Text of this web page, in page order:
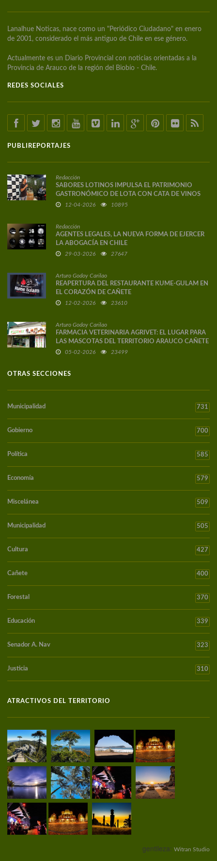
Lanalhue Noticas, nace como un "Periódico Ciudadano" en enero
de 2001, considerado el más antiguo de Chile en ese género.
Actualmente es un Diario Provincial con noticias orientadas a la
Provincia de Arauco de la región del Biobío - Chile.
REDES SOCIALES
PUBLIREPORTAJES
Redacción
SABORES LOTINOS IMPULSA EL PATRIMONIO
GASTRONÓMICO DE LOTA CON CATA DE VINOS
DE AUTOR
12-04-2026 10895
Redacción
AGENTES LEGALES, LA NUEVA FORMA DE EJERCER
LA ABOGACÍA EN CHILE
29-03-2026 27647
Arturo Godoy Carilao
REAPERTURA DEL RESTAURANTE KUME-GULAM EN
EL CORAZÓN DE CAÑETE
12-02-2026 23610
Arturo Godoy Carilao
FARMACIA VETERINARIA AGRIVET: EL LUGAR PARA
LAS MASCOTAS DEL TERRITORIO ARAUCO CAÑETE
05-02-2026 23499
OTRAS SECCIONES
Municipalidad 731
Gobierno 700
Política 585
Economía 579
Miscelánea 509
Municipalidad 505
Cultura 427
Cañete 400
Forestal 370
Educación 339
Senador A. Nav 323
Justicia 310
ATRACTIVOS DEL TERRITORIO
gentileza: Witran Studio